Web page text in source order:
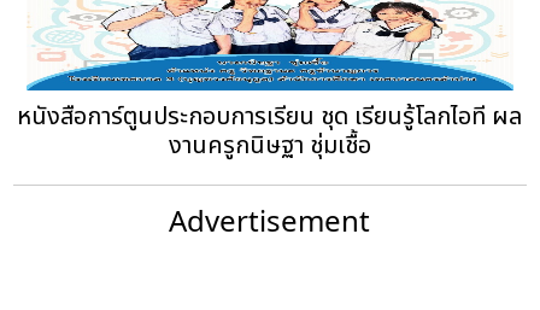
หนังสือการ์ตูนประกอบการเรียน ชุด เรียนรู้โลกไอที ผล
งานครูกนิษฐา ชุ่มเชื้อ
Advertisement